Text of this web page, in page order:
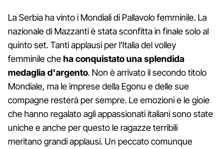
La Serbia ha vinto i Mondiali di Pallavolo femminile. La
nazionale di Mazzanti è stata sconfitta in finale solo al
quinto set. Tanti applausi per l'Italia del volley
femminile cheha conquistato una splendida
medaglia d'argento. Non è arrivato il secondo titolo
Mondiale, ma le imprese della Egonu e delle sue
compagne resterà per sempre. Le emozioni e le gioie
che hanno regalato agli appassionati italiani sono state
uniche e anche per questo le ragazze terribili
meritano grandi applausi. Un peccato comunque